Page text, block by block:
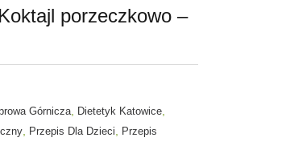
porzeczkowo –
Górnicza, Dietetyk Katowice,
, Przepis Dla Dzieci
Przepis